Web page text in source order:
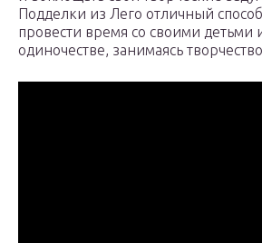
Подделки из Лего отличный
провести время со своими детьми
одиночестве, занимаясь